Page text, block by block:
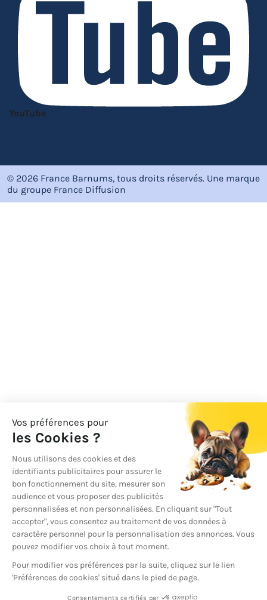
YouTube
© 2026 France Barnums, tous droits réservés. Une marque
du groupe France Diffusion